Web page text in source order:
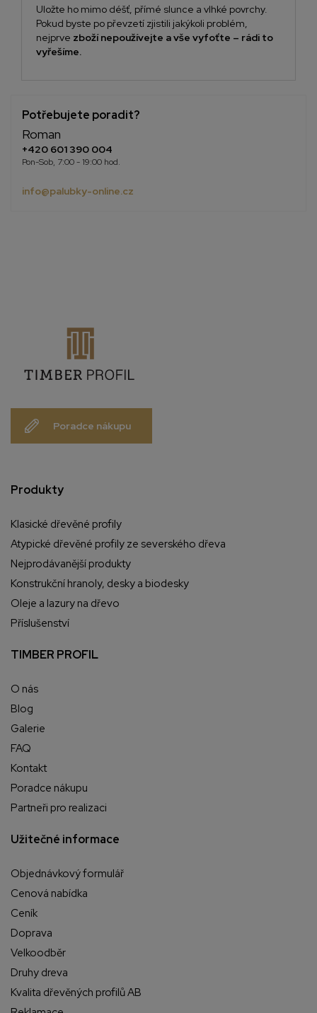
Potřebujete poradit?
Roman
+420 601 390 004
Pon-Sob, 7:00 - 19:00 hod.
info@palubky-online.cz
Uložte ho mimo déšť, přímé slunce a vlhké povrchy.
Pokud byste po převzetí zjistili jakýkoli problém,
nejprve zboží nepoužívejte a vše vyfoťte – rádi to
vyřešíme.
Poradce nákupu
Produkty
Klasické dřevěné profily
Atypické dřevěné profily ze severského dřeva
Nejprodávanější produkty
Konstrukční hranoly, desky a biodesky
Oleje a lazury na dřevo
Příslušenství
TIMBER PROFIL
O nás
Blog
Galerie
FAQ
Kontakt
Poradce nákupu
Partneři pro realizaci
Užitečné informace
Objednávkový formulář
Cenová nabídka
Ceník
Doprava
Velkoodběr
Druhy dreva
Kvalita dřevěných profilů AB